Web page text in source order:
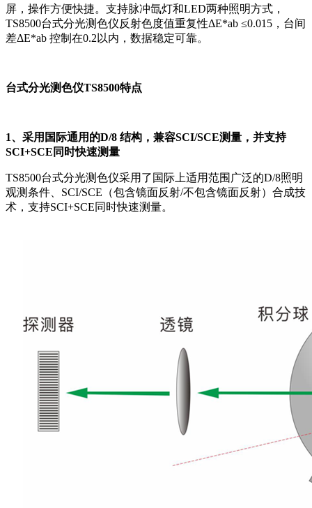
屏，操作方便快捷。支持脉冲氙灯和LED两种照明方式，
TS8500台式分光测色仪反射色度值重复性ΔE*ab ≤0.015，台间
差ΔE*ab 控制在0.2以内，数据稳定可靠。
台式分光测色仪TS8500特点
1、采用国际通用的D/8 结构，兼容SCI/SCE测量，并支持
SCI+SCE同时快速测量
TS8500台式分光测色仪采用了国际上适用范围广泛的D/8照明
观测条件、SCI/SCE（包含镜面反射/不包含镜面反射）合成技
术，支持SCI+SCE同时快速测量。